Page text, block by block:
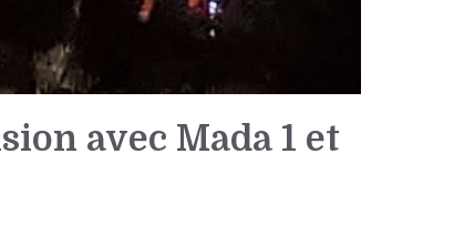
avec Mada 1 et